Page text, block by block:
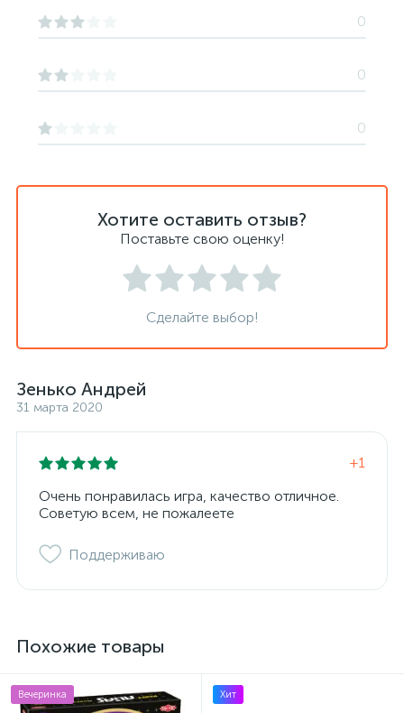
Хотите оставить отзыв?
Поставьте свою оценку!
Сделайте выбор!
Зенько Андрей
31 марта 2020
+1
Очень понравилась игра, качество отличное.
Советую всем, не пожалеете
Поддерживаю
0
0
0
Похожие товары
Вечеринка Хит